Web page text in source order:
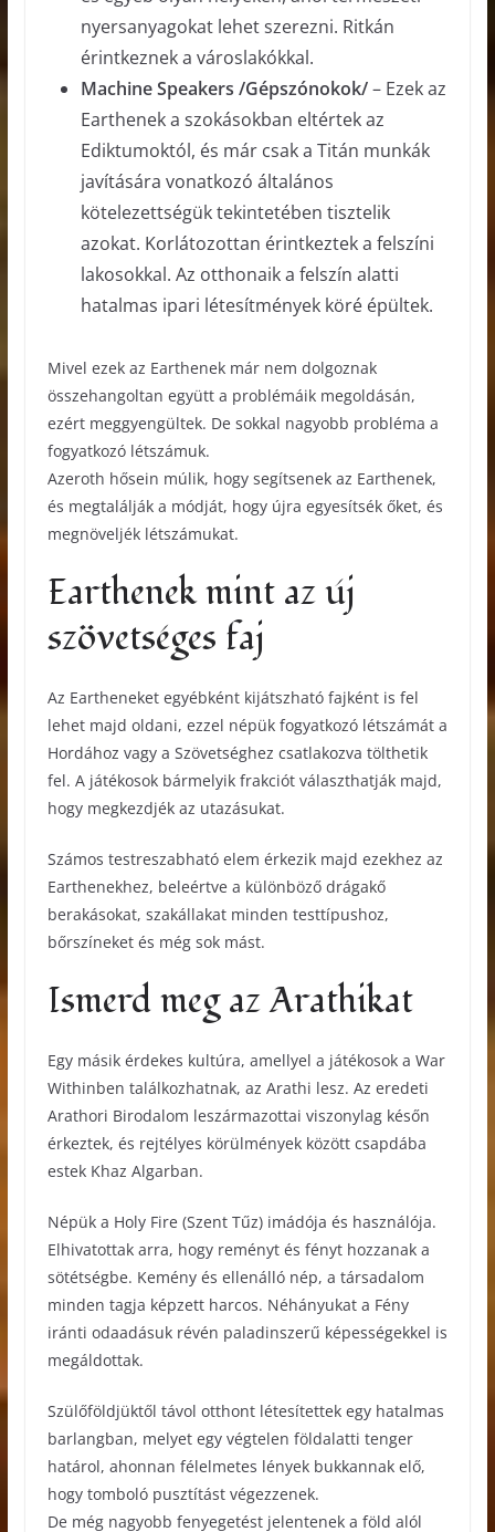
nyersanyagokat lehet szerezni. Ritkán
érintkeznek a városlakókkal.
Machine Speakers /Gépszónokok/– Ezek az
Earthenek a szokásokban eltértek az
Ediktumoktól, és már csak a Titán munkák
javítására vonatkozó általános
kötelezettségük tekintetében tisztelik
azokat. Korlátozottan érintkeztek a felszíni
lakosokkal. Az otthonaik a felszín alatti
hatalmas ipari létesítmények köré épültek.
Mivel ezek az Earthenek már nem dolgoznak
összehangoltan együtt a problémáik megoldásán,
ezért meggyengültek. De sokkal nagyobb probléma a
fogyatkozó létszámuk.
Azeroth hősein múlik, hogy segítsenek az Earthenek,
és megtalálják a módját, hogy újra egyesítsék őket, és
megnöveljék létszámukat.
Earthenek mint az új
szövetséges faj
Az Eartheneket egyébként kijátszható fajként is fel
lehet majd oldani, ezzel népük fogyatkozó létszámát a
Hordához vagy a Szövetséghez csatlakozva tölthetik
fel. A játékosok bármelyik frakciót választhatják majd,
hogy megkezdjék az utazásukat.
Számos testreszabható elem érkezik majd ezekhez az
Earthenekhez, beleértve a különböző drágakő
berakásokat, szakállakat minden testtípushoz,
bőrszíneket és még sok mást.
Ismerd meg az Arathikat
Egy másik érdekes kultúra, amellyel a játékosok a War
Withinben találkozhatnak, az Arathi lesz. Az eredeti
Arathori Birodalom leszármazottai viszonylag későn
érkeztek, és rejtélyes körülmények között csapdába
estek Khaz Algarban.
Népük a Holy Fire (Szent Tűz) imádója és használója.
Elhivatottak arra, hogy reményt és fényt hozzanak a
sötétségbe. Kemény és ellenálló nép, a társadalom
minden tagja képzett harcos. Néhányukat a Fény
iránti odaadásuk révén paladinszerű képességekkel is
megáldottak.
Szülőföldjüktől távol otthont létesítettek egy hatalmas
barlangban, melyet egy végtelen földalatti tenger
határol, ahonnan félelmetes lények bukkannak elő,
hogy tomboló pusztítást végezzenek.
De még nagyobb fenyegetést jelentenek a föld alól